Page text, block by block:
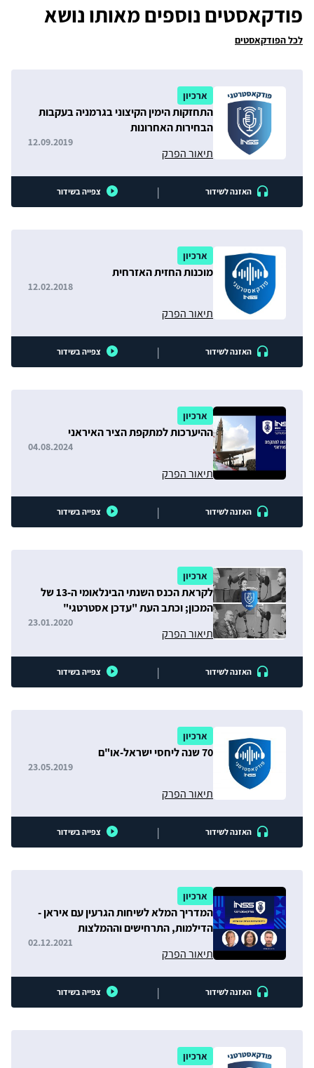
פודקאסטים נוספים מאותו נושא
לכל הפודקאסטים
ארכיון
התחזקות הימין הקיצוני בגרמניה בעקבות
הבחירות האחרונות
תיאור הפרק
12.09.2019
האזנה לשידור | צפייה בשידור
ארכיון
מוכנות החזית האזרחית
תיאור הפרק
12.02.2018
האזנה לשידור | צפייה בשידור
ארכיון
ההיערכות למתקפת הציר האיראני
תיאור הפרק
04.08.2024
האזנה לשידור | צפייה בשידור
ארכיון
לקראת הכנס השנתי הבינלאומי ה-13 של
המכון; וכתב העת "עדכן אסטרטגי"
תיאור הפרק
23.01.2020
האזנה לשידור | צפייה בשידור
ארכיון
70 שנה ליחסי ישראל-או"ם
תיאור הפרק
23.05.2019
האזנה לשידור | צפייה בשידור
ארכיון
המדריך המלא לשיחות הגרעין עם איראן -
הדילמות, התרחישים וההמלצות
תיאור הפרק
02.12.2021
האזנה לשידור | צפייה בשידור
ארכיון